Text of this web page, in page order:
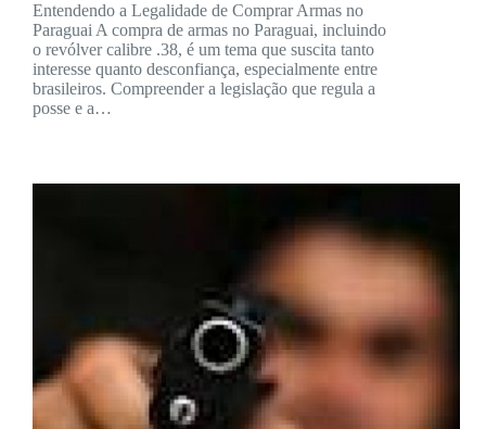
Entendendo a Legalidade de Comprar Armas no
Paraguai A compra de armas no Paraguai, incluindo
o revólver calibre .38, é um tema que suscita tanto
interesse quanto desconfiança, especialmente entre
brasileiros. Compreender a legislação que regula a
posse e a…